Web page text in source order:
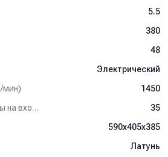
условий работы:
трубка.
мойки.
для сматывания шланга.
тонкой очистки воды.
5.5
380
48
Электрический
мин)
1450
Макс. температура воды на входе (°C)
35
590х405х385
Латунь